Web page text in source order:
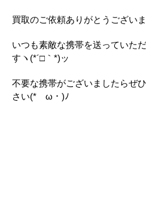
買取のご依頼ありがとうございま
いつも素敵な携帯を送っていた
すヽ(*´□｀*)ッ
不要な携帯がございましたらぜ
さい(*ゝω・)ﾉ